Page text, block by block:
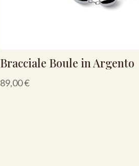
Bracciale Boule in Argento
89,00€